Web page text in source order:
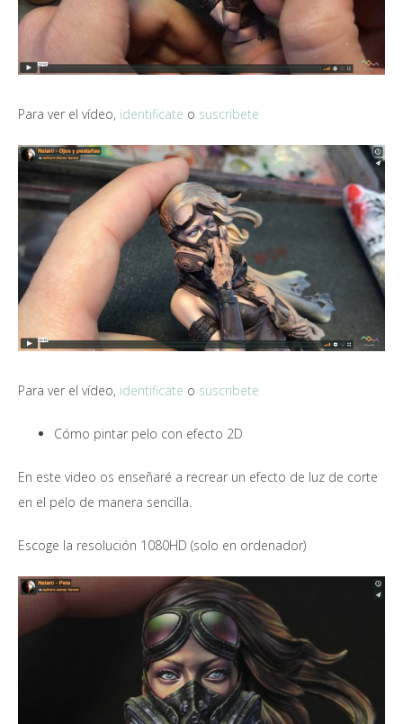
Para ver el vídeo, identificate o suscribete
Para ver el vídeo, identificate o suscribete
Cómo pintar pelo con efecto 2D
En este video os enseñaré a recrear un efecto de luz de corte
en el pelo de manera sencilla.
Escoge la resolución 1080HD (solo en ordenador)